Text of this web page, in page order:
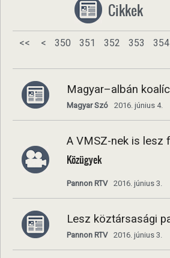
Cikkek
<< < 350 351 352 353 354
Magyar–albán
Magyar Szó 2016. június 4.
A VMSZ-nek is lesz
Közügyek
Pannon RTV 2016. június 3.
Lesz köztársasági
Pannon RTV 2016. június 3.